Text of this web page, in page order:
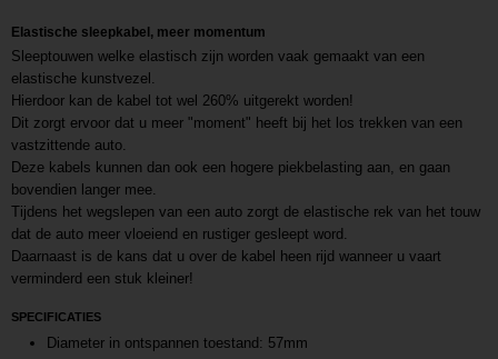
Elastische sleepkabel, meer momentum
Sleeptouwen welke elastisch zijn worden vaak gemaakt van een
elastische kunstvezel.
Hierdoor kan de kabel tot wel 260% uitgerekt worden!
Dit zorgt ervoor dat u meer "moment" heeft bij het los trekken van een
vastzittende auto.
Deze kabels kunnen dan ook een hogere piekbelasting aan, en gaan
bovendien langer mee.
Tijdens het wegslepen van een auto zorgt de elastische rek van het touw
dat de auto meer vloeiend en rustiger gesleept word.
Daarnaast is de kans dat u over de kabel heen rijd wanneer u vaart
verminderd een stuk kleiner!
SPECIFICATIES
Diameter in ontspannen toestand: 57mm